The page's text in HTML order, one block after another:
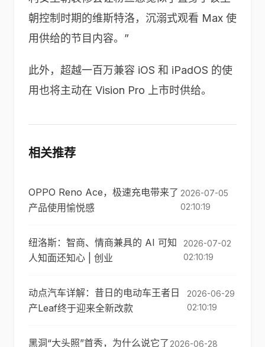
朝控制时期的维斯特洛，沉溺式观看 Max 使
用供给的节目内容。”
此外，超越一百万兼容 iOS 和 iPadOS 的使
用也将主动在 Vision Pro 上市时供给。
相关推荐
OPPO Reno Ace，极速充电带来了
产品使用愉悦感
2026-07-05
02:10:19
纽洛斯：智商、情商兼具的 AI 可知
人知面还知心 | 创业
2026-07-02
02:10:19
动点汽车详解：昔日的电动车王者日
产Leaf终于迎来全新改款
2026-06-29
02:10:19
黑洞“大头照”首秀，为什么说它了 2026-06-28